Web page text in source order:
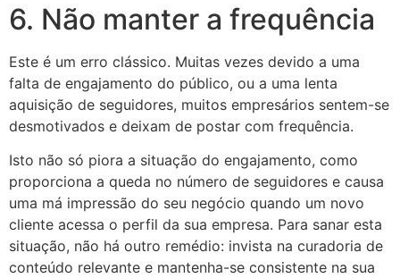
6. Não manter a frequência
Este é um erro clássico. Muitas vezes devido a uma
falta de engajamento do público, ou a uma lenta
aquisição de seguidores, muitos empresários sentem-se
desmotivados e deixam de postar com frequência.
Isto não só piora a situação do engajamento, como
proporciona a queda no número de seguidores e causa
uma má impressão do seu negócio quando um novo
cliente acessa o perfil da sua empresa. Para sanar esta
situação, não há outro remédio: invista na curadoria de
conteúdo relevante e mantenha-se consistente na sua